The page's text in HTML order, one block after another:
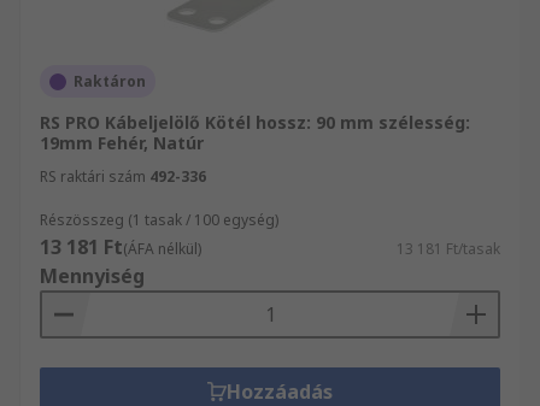
Raktáron
RS PRO Kábeljelölő Kötél hossz: 90 mm szélesség:
19mm Fehér, Natúr
RS raktári szám 492-336
Részösszeg (1 tasak / 100 egység)
13 181 Ft(ÁFA nélkül) 13 181 Ft/tasak
Mennyiség
Hozzáadás